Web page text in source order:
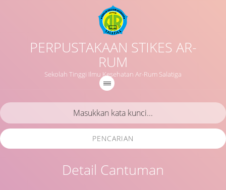
PERPUSTAKAAN STIKES AR-
RUM
Sekolah Tinggi Ilmu Kesehatan Ar-Rum Salatiga
Detail Cantuman
PENCARIAN